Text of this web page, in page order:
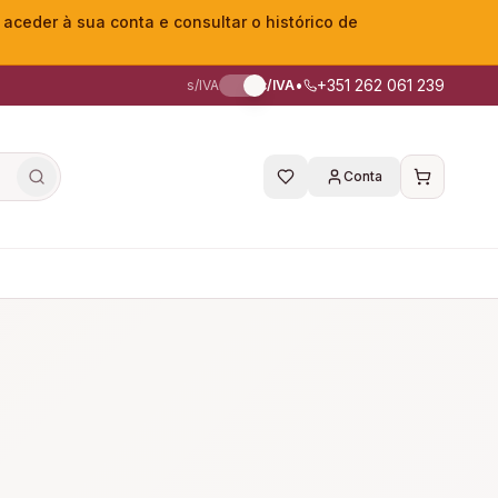
à sua conta e consultar o histórico de
s/IVA c/IVA• +351 262 061 239
Conta